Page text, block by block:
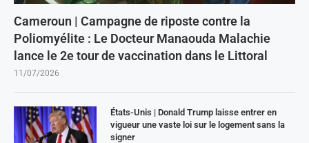
Cameroun | Campagne de riposte contre la
Poliomyélite : Le Docteur Manaouda Malachie
lance le 2e tour de vaccination dans le Littoral
11/07/2026
États-Unis | Donald Trump laisse entrer en
vigueur une vaste loi sur le logement sans la
signer